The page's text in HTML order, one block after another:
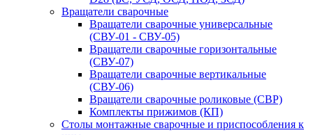
Вращатели сварочные
Вращатели сварочные универсальные
(СВУ-01 - СВУ-05)
Вращатели сварочные горизонтальные
(СВУ-07)
Вращатели сварочные вертикальные
(СВУ-06)
Вращатели сварочные роликовые (СВР)
Комплекты прижимов (КП)
Столы монтажные сварочные и приспособления к